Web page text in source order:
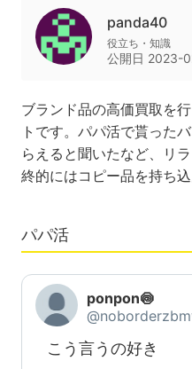
panda40
役立ち・知識
公開日 2023-
ブランド品の高価買取を
トです。パパ活で貰った
らえると聞いたなど、リ
終的にはコピー品を持ち
パパ活
ponpon🍥
こう言うの好き